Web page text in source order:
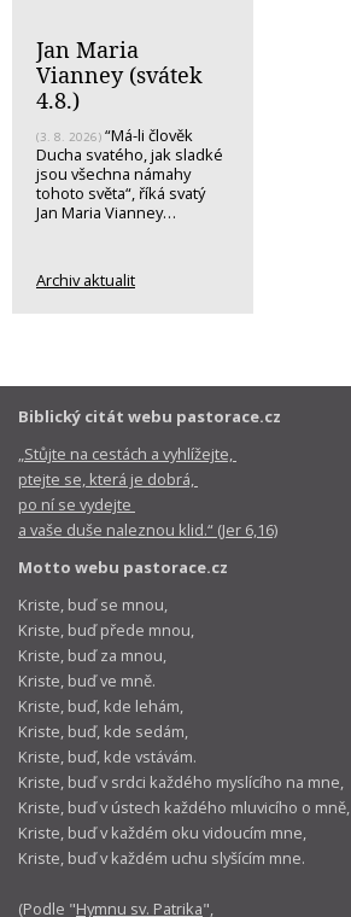
Jan Maria
Vianney (svátek
4.8.)
(3. 8. 2026) “Má-li člověk
Ducha svatého, jak sladké
jsou všechna námahy
tohoto světa“, říká svatý
Jan Maria Vianney…
Archiv aktualit
Biblický citát webu pastorace.cz
„Stůjte na cestách a vyhlížejte,
ptejte se, která je dobrá,
po ní se vydejte
a vaše duše naleznou klid.“ (Jer 6,16)
Motto webu pastorace.cz
Kriste, buď se mnou,
Kriste, buď přede mnou,
Kriste, buď za mnou,
Kriste, buď ve mně.
Kriste, buď, kde lehám,
Kriste, buď, kde sedám,
Kriste, buď, kde vstávám.
Kriste, buď v srdci každého myslícího na mne,
Kriste, buď v ústech každého mluvicího o mně,
Kriste, buď v každém oku vidoucím mne,
Kriste, buď v každém uchu slyšícím mne.
(Podle "Hymnu sv. Patrika",